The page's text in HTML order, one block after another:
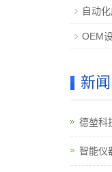
自动
OEM
新
德堃科
智能仪